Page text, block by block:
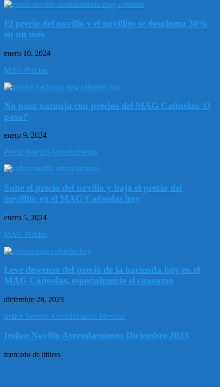
El precio del novillo y el novillito se desploma 30%
en un mes
enero 10, 2024
MAG Precios
No pasa naranja con precios del MAG Cañuelas. O
pasa?
enero 9, 2024
Precio Novillo Arrendamiento
Sube el precio del novillo y baja el precio del
novillito en el MAG Cañuelas hoy
enero 5, 2024
MAG Precios
Leve descenso del precio de la hacienda hoy en el
MAG Cañuelas, especialmente el consumo
diciembre 28, 2023
Indice Novillo Arrendamiento Mensual
Indice Novillo Arrendamiento Diciembre 2023
mercado de liniers